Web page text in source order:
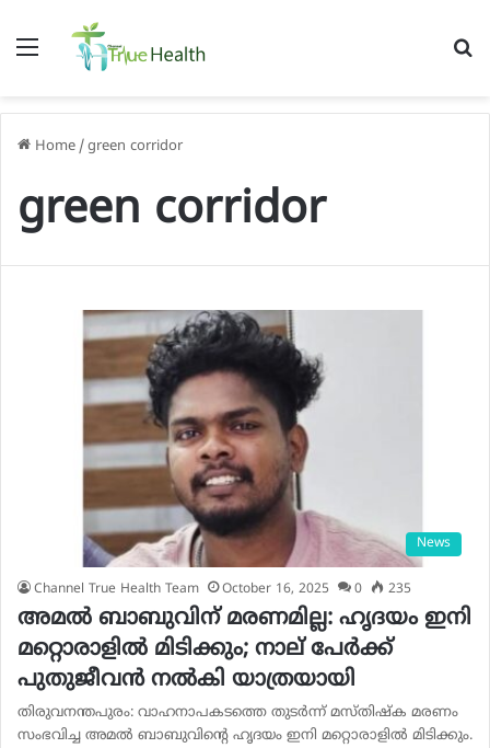
Menu
Home /green corridor
green corridor
News
Channel True Health Team October 16, 2025 0 235
അമൽ ബാബുവിന് മരണമില്ല: ഹൃദയം ഇനി
മറ്റൊരാളിൽ മിടിക്കും; നാല് പേർക്ക്
പുതുജീവൻ നൽകി യാത്രയായി
തിരുവനന്തപുരം: വാഹനാപകടത്തെ തുടര്‍ന്ന് മസ്തിഷ്‌ക മരണം
സംഭവിച്ച അമല്‍ ബാബുവിന്റെ ഹൃദയം ഇനി മറ്റൊരാളില്‍ മിടിക്കും.